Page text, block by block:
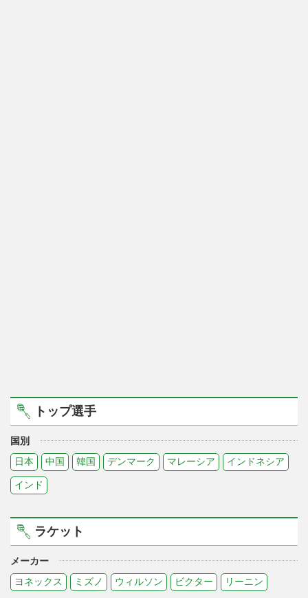
トップ選手
国別
日本
中国 韓国 デンマーク マレーシア インドネシア
インド
ラケット
メーカー
ヨネックス
ミズノ ウィルソン ビクター リーニン